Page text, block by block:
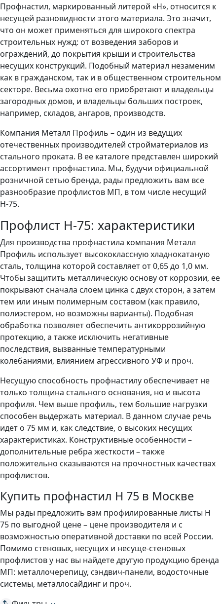
Профнастил, маркированный литерой «Н», относится к
несущей разновидности этого материала. Это значит,
что он может применяться для широкого спектра
строительных нужд: от возведения заборов и
ограждений, до покрытия крыши и строительства
несущих конструкций. Подобный материал незаменим
как в гражданском, так и в общественном строительном
секторе. Весьма охотно его приобретают и владельцы
загородных домов, и владельцы больших построек,
например, складов, ангаров, производств.
Компания Металл Профиль – один из ведущих
отечественных производителей стройматериалов из
стального проката. В ее каталоге представлен широкий
ассортимент профнастила. Мы, будучи официальной
розничной сетью бренда, рады предложить вам все
разнообразие профлистов МП, в том числе несущий
Н-75.
Профлист Н-75: характеристики
Для производства профнастила компания Металл
Профиль использует высококлассную хладнокатаную
сталь, толщина которой составляет от 0,65 до 1,0 мм.
Чтобы защитить металлическую основу от коррозии, ее
покрывают сначала слоем цинка с двух сторон, а затем
тем или иным полимерным составом (как правило,
полиэстером, но возможны варианты). Подобная
обработка позволяет обеспечить антикоррозийную
протекцию, а также исключить негативные
последствия, вызванные температурными
колебаниями, влиянием агрессивного УФ и проч.
Несущую способность профнастилу обеспечивает не
только толщина стального основания, но и высота
профиля. Чем выше профиль, тем большие нагрузки
способен выдержать материал. В данном случае речь
идет о 75 мм и, как следствие, о высоких несущих
характеристиках. Конструктивные особенности –
дополнительные ребра жесткости – также
положительно сказываются на прочностных качествах
профлистов.
Купить профнастил Н 75 в Москве
Мы рады предложить вам профилированные листы Н
75 по выгодной цене – цене производителя и с
возможностью оперативной доставки по всей России.
Помимо стеновых, несущих и несуще-стеновых
профлистов у нас вы найдете другую продукцию бренда
МП: металлочерепицу, сэндвич-панели, водосточные
системы, металлосайдинг и проч.